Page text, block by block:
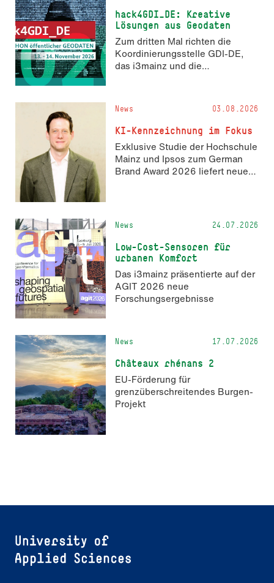
hack4GDI_DE: Kreative
Lösungen aus Geodaten
Zum dritten Mal richten die
Koordinierungsstelle GDI-DE,
das i3mainz und die
und 14. November 2026 den
Hackathon hack4GDI_DE an der
Hochschule Mainz aus. Die
Anmeldung ist geöffnet und bis
zum 2. Oktober 2026 möglich.
News 03.08.2026
KI-Kennzeichnung im Fokus
Exklusive Studie der Hochschule
Mainz und Ipsos zum German
Brand Award 2026 liefert neue
News 24.07.2026
Low-Cost-Sensoren für
urbanen Komfort
Das i3mainz präsentierte auf der
AGIT 2026 neue
Forschungsergebnisse
News 17.07.2026
Châteaux rhénans 2
EU-Förderung für
grenzüberschreitendes Burgen-
Projekt